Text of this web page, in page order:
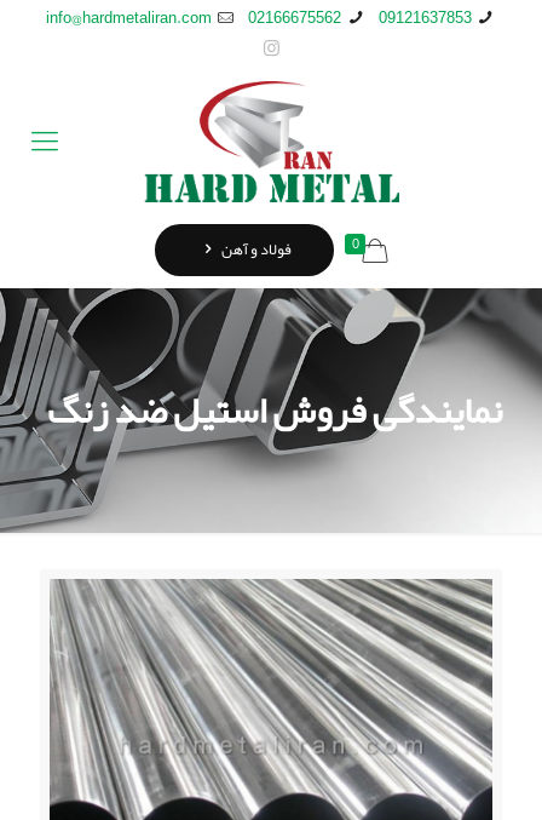
09121637853
02166675562
info@hardmetaliran.com
0 فولاد و آهن
نمایندگی فروش استیل ضد زنگ